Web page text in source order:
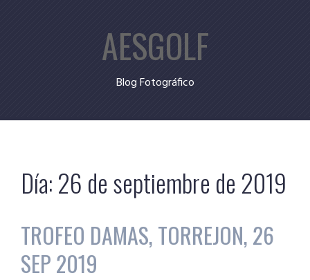
AESGOLF
Blog Fotográfico
Día:26 de septiembre de 2019
TROFEO DAMAS, TORREJON, 26
SEP 2019